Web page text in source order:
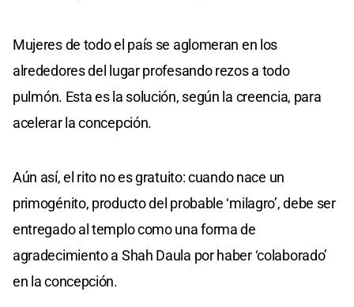
Mujeres de todo el país se aglomeran en los
alrededores del lugar profesando rezos a todo
pulmón. Esta es la solución, según la creencia, para
acelerar la concepción.
Aún así, el rito no es gratuito: cuando nace un
primogénito, producto del probable ‘milagro’, debe ser
entregado al templo como una forma de
agradecimiento a Shah Daula por haber ‘colaborado’
en la concepción.